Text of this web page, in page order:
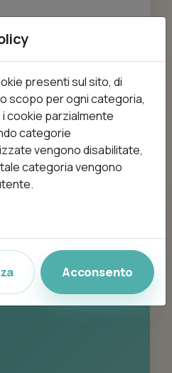
0, 80040 volla
presenti sul sito, di
scopo per ogni categoria,
cookie parzialmente
categorie
vengono disabilitate,
categoria vengono
Acconsento